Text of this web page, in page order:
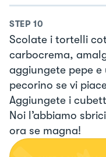
STEP 10
Scolate i tortelli
carbocrema,
aggiungete pepe
pecorino se vi
Aggiungete i
Noi l’abbiamo
ora se magna!